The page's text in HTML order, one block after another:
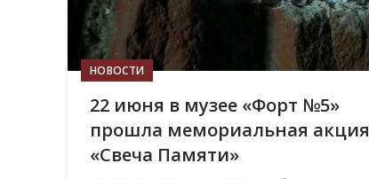
НОВОСТИ
22 июня в музее «Форт №5»
прошла мемориальная акция
«Свеча Памяти»